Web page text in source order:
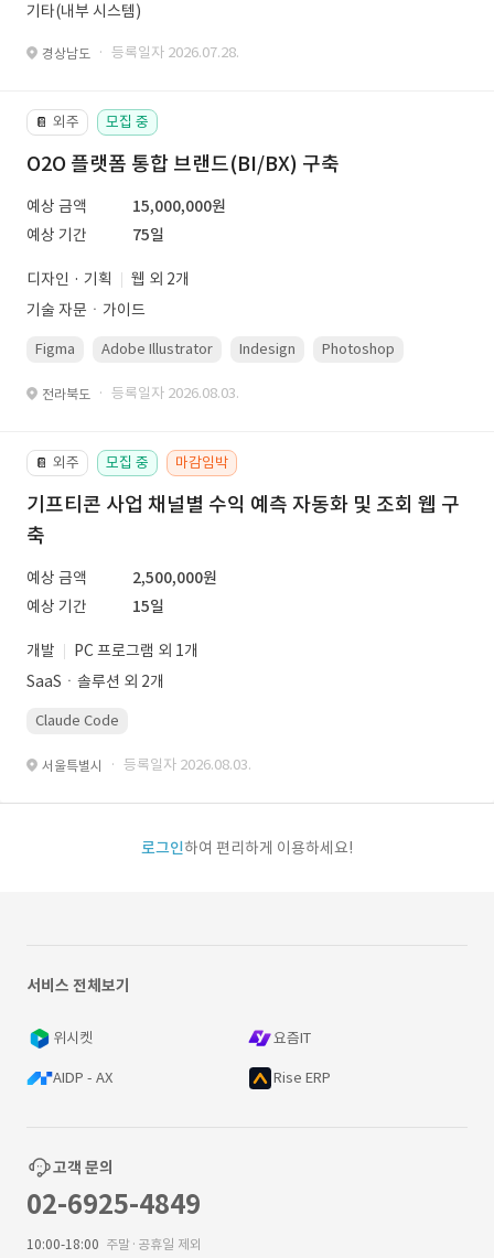
기타(내부 시스템)
경상남도 · 등록일자 2026.07.28.
📔 외주 모집 중
O2O 플랫폼 통합 브랜드(BI/BX) 구축
예상 금액
15,000,000원
예상 기간
75일
디자인 · 기획
웹 외 2개
기술 자문ㆍ가이드
Figma Adobe Illustrator Indesign Photoshop
전라북도 · 등록일자 2026.08.03.
📔 외주 모집 중 마감임박
기프티콘 사업 채널별 수익 예측 자동화 및 조회 웹 구
축
예상 금액
2,500,000원
예상 기간
15일
개발
PC 프로그램 외 1개
SaaSㆍ솔루션 외 2개
Claude Code
서울특별시 · 등록일자 2026.08.03.
로그인하여 편리하게 이용하세요!
서비스 전체보기
위시켓 요즘IT
AIDP - AX Rise ERP
고객 문의
02-6925-4849
10:00-18:00 주말·공휴일 제외